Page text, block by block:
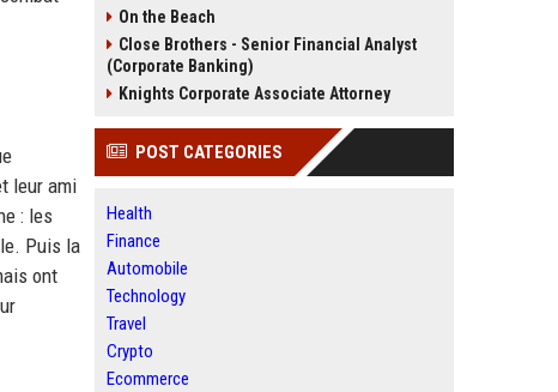
leur ami
: les
Puis la
ont
On the Beach
Close Brothers - Senior Financial Analyst
(Corporate Banking)
Knights Corporate Associate Attorney
POST CATEGORIES
Health
Finance
Automobile
Technology
Travel
Crypto
Ecommerce